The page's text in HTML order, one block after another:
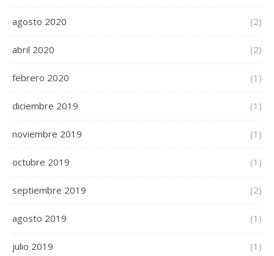
agosto 2020 (2)
abril 2020 (2)
febrero 2020 (1)
diciembre 2019 (1)
noviembre 2019 (1)
octubre 2019 (1)
septiembre 2019 (2)
agosto 2019 (1)
julio 2019 (1)